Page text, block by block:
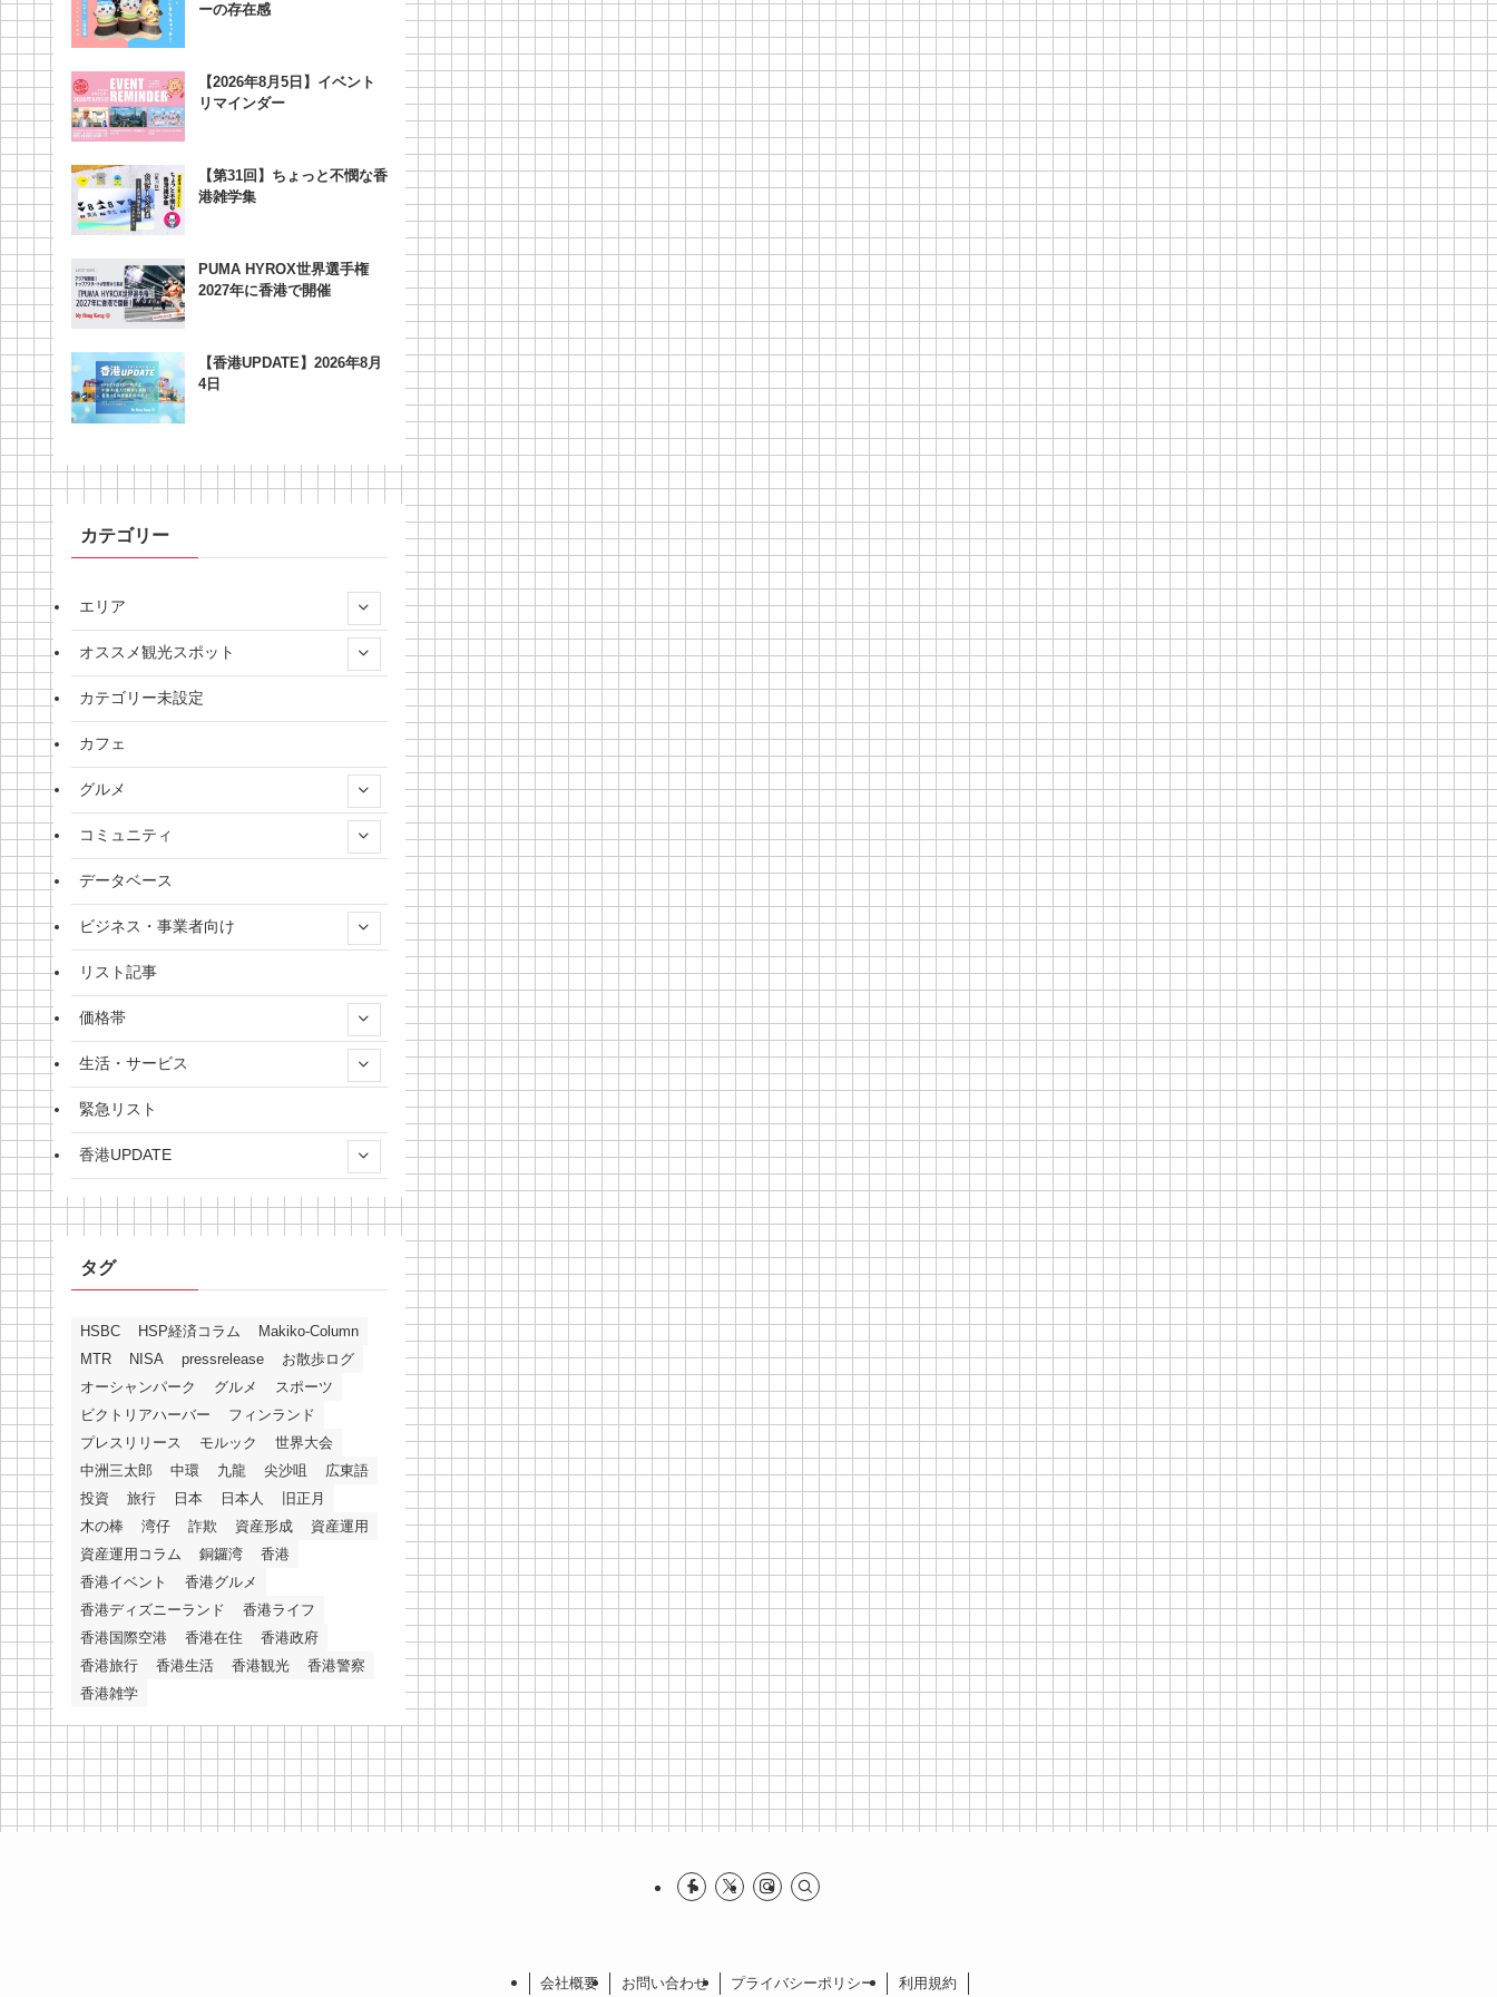
ーの存在感
【2026年8月5日】イベント
リマインダー
【第31回】ちょっと不憫な香
港雑学集
PUMA HYROX世界選手権
2027年に香港で開催
【香港UPDATE】2026年8月
4日
カテゴリー
エリア
オススメ観光スポット
カテゴリー未設定
カフェ
グルメ
コミュニティ
データベース
ビジネス・事業者向け
リスト記事
価格帯
生活・サービス
緊急リスト
香港UPDATE
タグ
HSBC HSP経済コラム
Makiko-Column
MTR
NISA pressrelease
お散歩ログ
オーシャンパーク
グルメ
スポーツ
ビクトリアハーバー
フィンランド
プレスリリース
モルック
世界大会
中洲三太郎
中環 九龍 尖沙咀
広東語
投資
旅行 日本 日本人
旧正月
木の棒
湾仔 詐欺 資産形成
資産運用
資産運用コラム
銅鑼湾
香港
香港イベント
香港グルメ
香港ディズニーランド
香港ライフ
香港国際空港
香港在住
香港政府
香港旅行
香港生活 香港観光
香港警察
香港雑学
会社概要 お問い合わせ プライバシーポリシー 利⽤規約